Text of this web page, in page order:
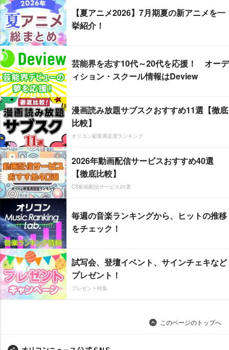
【夏アニメ2026】7月期夏の新アニメを一
挙紹介！
芸能界を志す10代～20代を応援！ オーデ
ィション・スクール情報はDeview
漫画読み放題サブスクおすすめ11選【徹底
比較】
オリコン顧客満足度ランキング
2026年動画配信サービスおすすめ40選
【徹底比較】
CS動画配信サービス20選
毎週の音楽ランキングから、ヒットの推移
をチェック！
試写会、登壇イベント、サインチェキなど
プレゼント！
プレゼント特集
このページのトップへ